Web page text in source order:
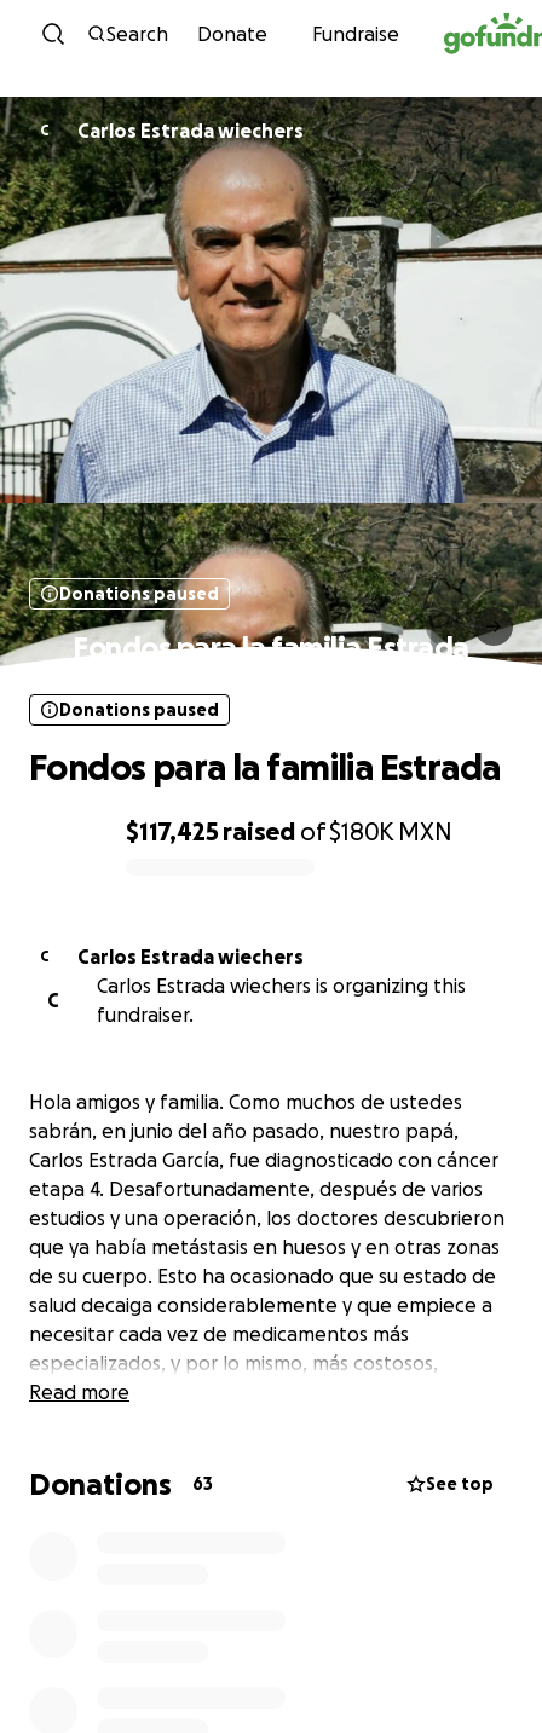
Skip to content
Search Donate Fundraise
C Carlos Estrada wiechers
Donations paused
Fondos para la familia Estrada
$117,425 raised of$180K MXN
Donations paused
Fondos para la familia Estrada
C
Carlos Estrada wiechers
C
Carlos Estrada wiechers is organizing this
fundraiser.
Hola amigos y familia. Como muchos de ustedes
sabrán, en junio del año pasado, nuestro papá,
Carlos Estrada García, fue diagnosticado con cáncer
etapa 4. Desafortunadamente, después de varios
estudios y una operación, los doctores descubrieron
que ya había metástasis en huesos y en otras zonas
de su cuerpo. Esto ha ocasionado que su estado de
salud decaiga considerablemente y que empiece a
necesitar cada vez de medicamentos más
especializados, y por lo mismo, más costosos,
además de cuidados de una enfermera de tiempo
que empezó esta situación, la economía familiar se
Read more
Donations 63 See top